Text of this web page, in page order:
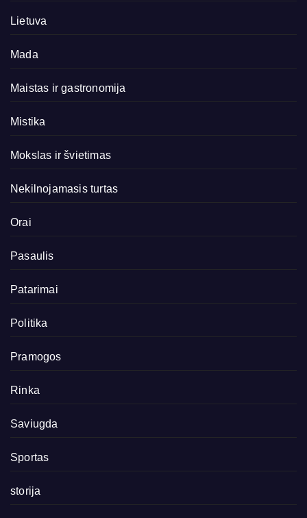
Lietuva
Mada
Maistas ir gastronomija
Mistika
Mokslas ir švietimas
Nekilnojamasis turtas
Orai
Pasaulis
Patarimai
Politika
Pramogos
Rinka
Saviugda
Sportas
storija